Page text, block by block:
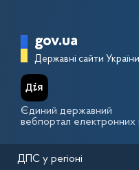
Головна
gov.ua
Державні сайти України
Єдиний державний
вебпортал електронних
ДПС у регіоні